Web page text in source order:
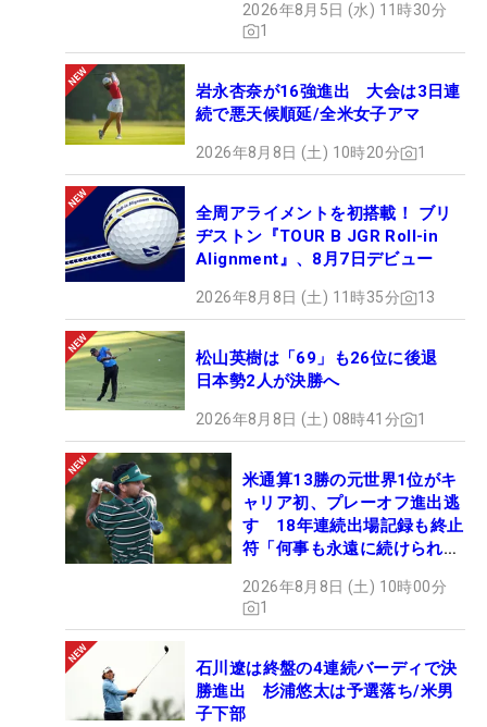
2026年8月5日 (水) 11時30分
1
岩永杏奈が16強進出 大会は3日連
続で悪天候順延/全米女子アマ
2026年8月8日 (土) 10時20分 1
全周アライメントを初搭載！ ブリ
ヂストン『TOUR B JGR Roll-in
Alignment』、8月7日デビュー
2026年8月8日 (土) 11時35分 13
松山英樹は「69」も26位に後退
日本勢2人が決勝へ
2026年8月8日 (土) 08時41分 1
米通算13勝の元世界1位がキ
ャリア初、プレーオフ進出逃
す 18年連続出場記録も終止
符「何事も永遠に続けられな
2026年8月8日 (土) 10時00分
1
石川遼は終盤の4連続バーディで決
勝進出 杉浦悠太は予選落ち/米男
子下部